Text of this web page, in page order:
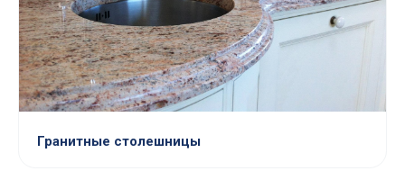
Гранитные столешницы